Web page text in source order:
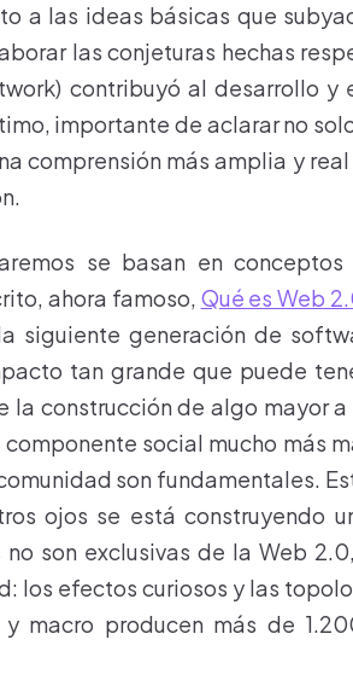
a las ideas básicas que
las conjeturas hechas
contribuyó al desarrollo y
importante de aclarar no
comprensión más amplia y
se basan en conceptos
ahora famoso, Qué es Web
siguiente generación de
tan grande que puede
la construcción de algo mayor
social mucho más
son fundamentales.
ojos se está construyendo
son exclusivas de la Web
los efectos curiosos y las
macro producen más de